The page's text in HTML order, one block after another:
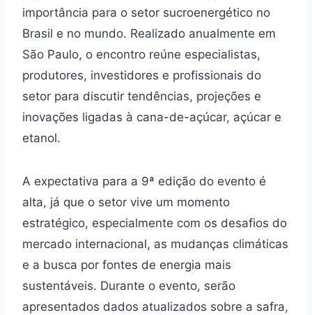
importância para o setor sucroenergético no
Brasil e no mundo. Realizado anualmente em
São Paulo, o encontro reúne especialistas,
produtores, investidores e profissionais do
setor para discutir tendências, projeções e
inovações ligadas à cana-de-açúcar, açúcar e
etanol.
A expectativa para a 9ª edição do evento é
alta, já que o setor vive um momento
estratégico, especialmente com os desafios do
mercado internacional, as mudanças climáticas
e a busca por fontes de energia mais
sustentáveis. Durante o evento, serão
apresentados dados atualizados sobre a safra,